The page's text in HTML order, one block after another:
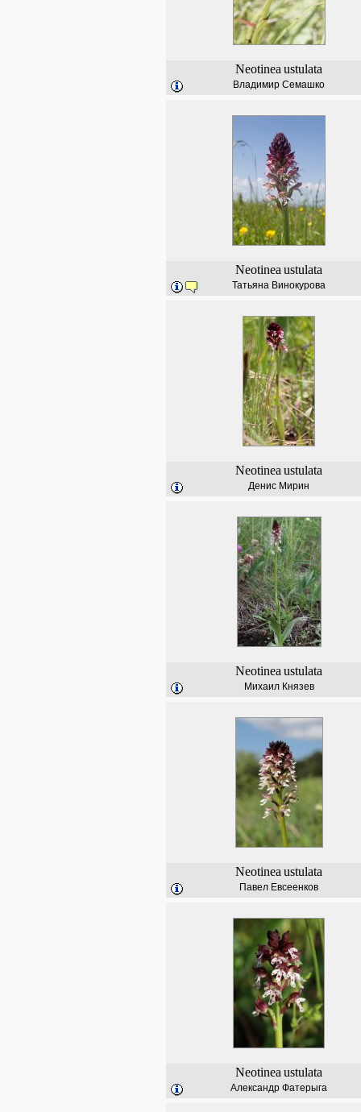
Neotinea ustulata
Владимир Семашко
Neotinea ustulata
Татьяна Винокурова
Neotinea ustulata
Денис Мирин
Neotinea ustulata
Михаил Князев
Neotinea ustulata
Павел Евсеенков
Neotinea ustulata
Александр Фатерыга